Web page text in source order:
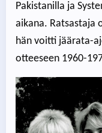
Pakistanilla ja
aikana. Ratsastaja
hän voitti jäärata-
otteeseen 1960-